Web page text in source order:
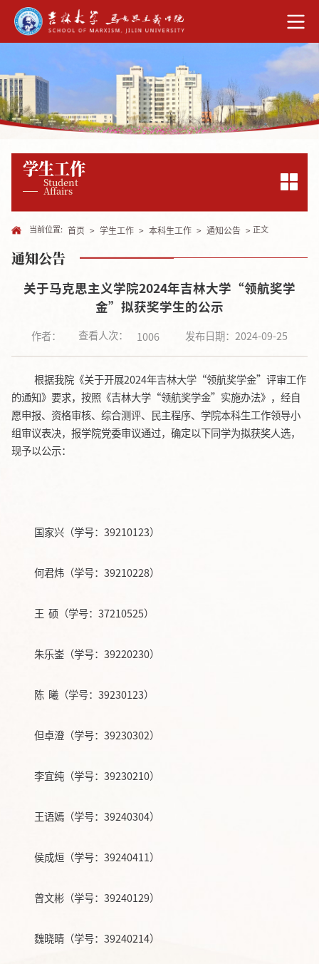
学生工作
Student
Affairs
当前位置: 首页 > 学生工作 > 本科生工作 > 通知公告 > 正文
通知公告
关于马克思主义学院2024年吉林大学“领航奖学
金”拟获奖学生的公示
作者： 查看人次： 1006 发布日期：2024-09-25
根据我院《关于开展2024年吉林大学“领航奖学金”评审工作
的通知》要求，按照《吉林大学“领航奖学金”实施办法》，经自
愿申报、资格审核、综合测评、民主程序、学院本科生工作领导小
组审议表决，报学院党委审议通过，确定以下同学为拟获奖人选，
现予以公示：
国家兴（学号： 39210123）
何君炜（学号： 39210228）
王 硕（学号： 37210525）
朱乐崟（学号： 39220230）
陈 曦（学号： 39230123）
但卓澄（学号： 39230302）
李宜纯（学号： 39230210）
王语嫣（学号： 39240304）
侯成烜（学号： 39240411）
曾文彬（学号： 39240129）
魏晓晴（学号： 39240214）